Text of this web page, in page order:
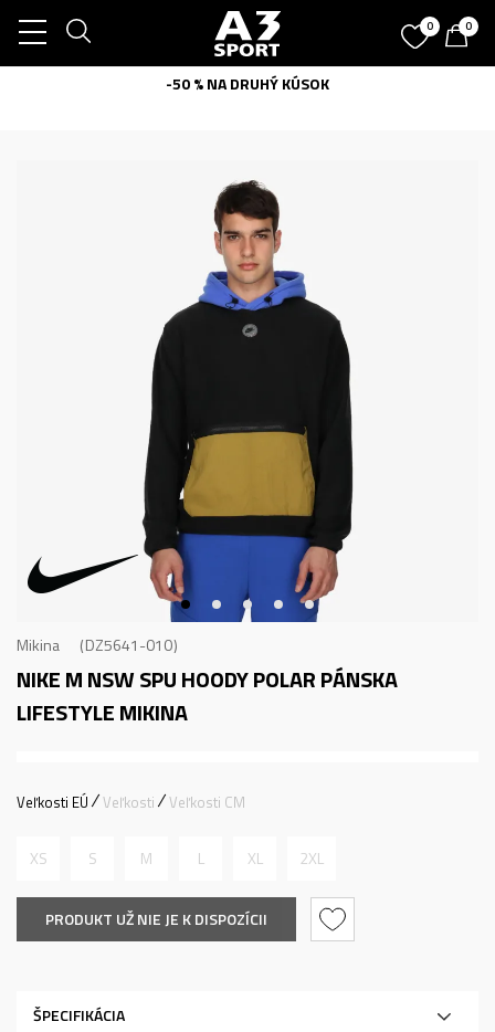
0 0
-50 % NA DRUHÝ KÚSOK
Mikina DZ5641-010
NIKE M NSW SPU HOODY POLARPÁNSKA
LIFESTYLE MIKINA
Veľkosti EÚ Veľkosti Veľkosti CM
XS S M L XL 2XL
PRODUKT UŽ NIE JE K DISPOZÍCII
ŠPECIFIKÁCIA